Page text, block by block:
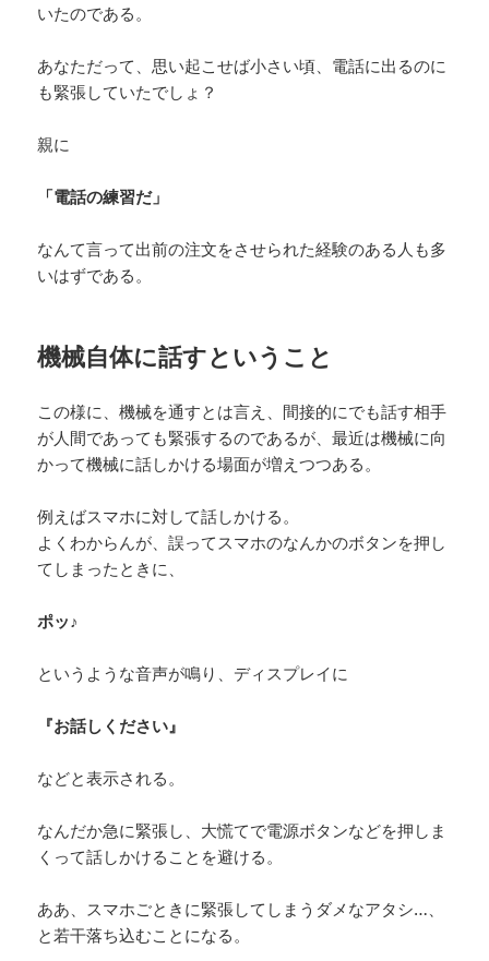
いたのである。
あなただって、思い起こせば小さい頃、電話に出るのに
も緊張していたでしょ？
親に
「電話の練習だ」
なんて言って出前の注文をさせられた経験のある人も多
いはずである。
機械自体に話すということ
この様に、機械を通すとは言え、間接的にでも話す相手
が人間であっても緊張するのであるが、最近は機械に向
かって機械に話しかける場面が増えつつある。
例えばスマホに対して話しかける。
よくわからんが、誤ってスマホのなんかのボタンを押し
てしまったときに、
ポッ♪
というような音声が鳴り、ディスプレイに
『お話しください』
などと表示される。
なんだか急に緊張し、大慌てで電源ボタンなどを押しま
くって話しかけることを避ける。
ああ、スマホごときに緊張してしまうダメなアタシ…、
と若干落ち込むことになる。